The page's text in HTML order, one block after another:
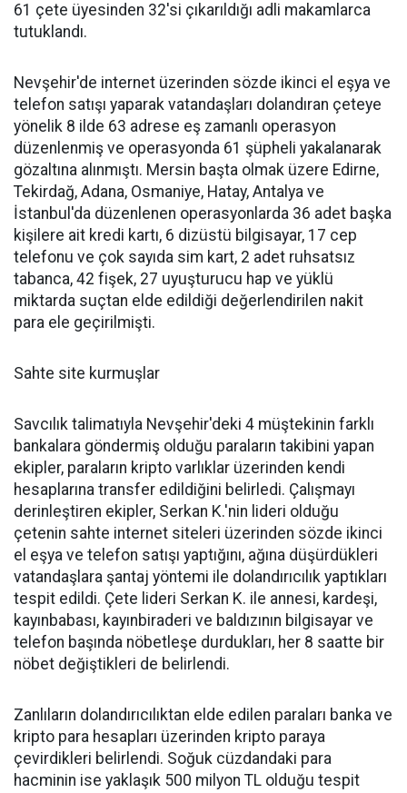
61 çete üyesinden 32'si çıkarıldığı adli makamlarca
tutuklandı.
Nevşehir'de internet üzerinden sözde ikinci el eşya ve
telefon satışı yaparak vatandaşları dolandıran çeteye
yönelik 8 ilde 63 adrese eş zamanlı operasyon
düzenlenmiş ve operasyonda 61 şüpheli yakalanarak
gözaltına alınmıştı. Mersin başta olmak üzere Edirne,
Tekirdağ, Adana, Osmaniye, Hatay, Antalya ve
İstanbul'da düzenlenen operasyonlarda 36 adet başka
kişilere ait kredi kartı, 6 dizüstü bilgisayar, 17 cep
telefonu ve çok sayıda sim kart, 2 adet ruhsatsız
tabanca, 42 fişek, 27 uyuşturucu hap ve yüklü
miktarda suçtan elde edildiği değerlendirilen nakit
para ele geçirilmişti.
Sahte site kurmuşlar
Savcılık talimatıyla Nevşehir'deki 4 müştekinin farklı
bankalara göndermiş olduğu paraların takibini yapan
ekipler, paraların kripto varlıklar üzerinden kendi
hesaplarına transfer edildiğini belirledi. Çalışmayı
derinleştiren ekipler, Serkan K.'nin lideri olduğu
çetenin sahte internet siteleri üzerinden sözde ikinci
el eşya ve telefon satışı yaptığını, ağına düşürdükleri
vatandaşlara şantaj yöntemi ile dolandırıcılık yaptıkları
tespit edildi. Çete lideri Serkan K. ile annesi, kardeşi,
kayınbabası, kayınbiraderi ve baldızının bilgisayar ve
telefon başında nöbetleşe durdukları, her 8 saatte bir
nöbet değiştikleri de belirlendi.
Zanlıların dolandırıcılıktan elde edilen paraları banka ve
kripto para hesapları üzerinden kripto paraya
çevirdikleri belirlendi. Soğuk cüzdandaki para
hacminin ise yaklaşık 500 milyon TL olduğu tespit